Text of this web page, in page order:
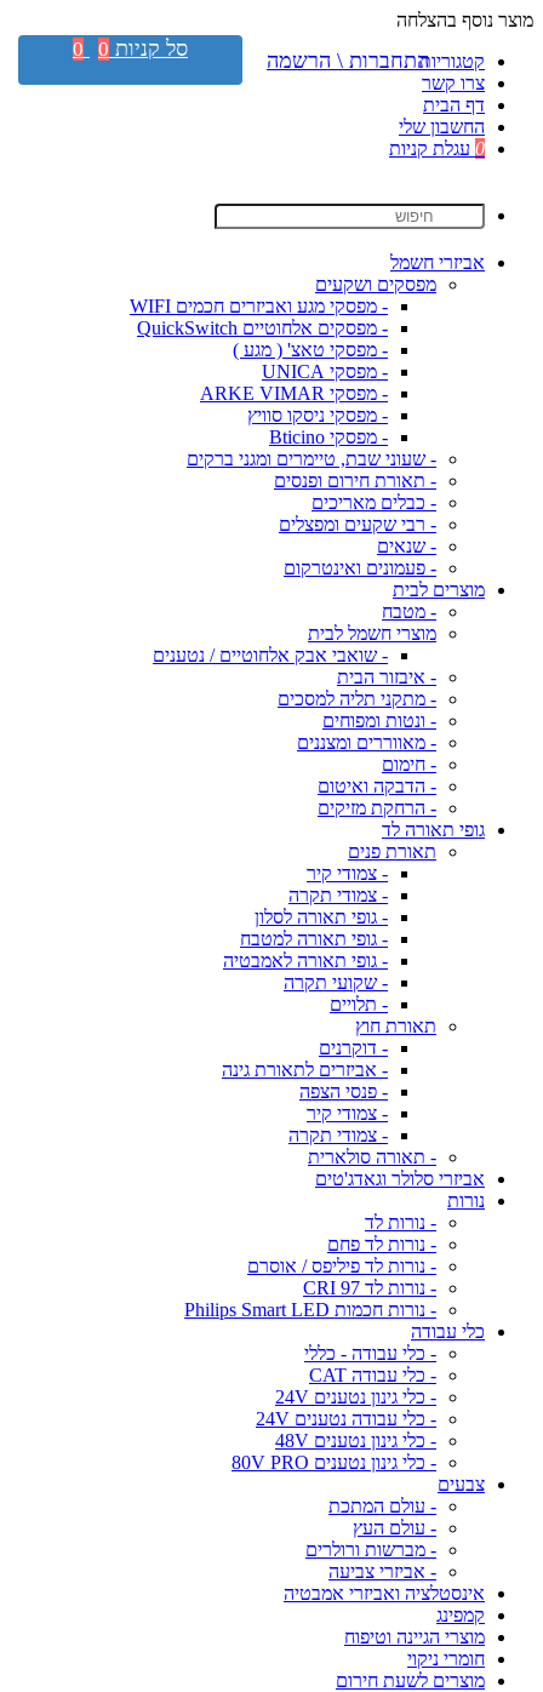
מוצר נוסף בהצלחה
קטגוריות
צרו קשר
דף הבית
החשבון שלי
0 עגלת קניות
אביזרי חשמל
מפסקים ושקעים
- מפסקי מגע ואביזרים חכמים WIFI
- מפסקים אלחוטיים QuickSwitch
- מפסקי טאצ' ( מגע )
- מפסקי UNICA
- מפסקי ARKE VIMAR
- מפסקי ניסקו סוויץ
- מפסקי Bticino
- שעוני שבת, טיימרים ומגני ברקים
- תאורת חירום ופנסים
- כבלים מאריכים
- רבי שקעים ומפצלים
- שנאים
- פעמונים ואינטרקום
מוצרים לבית
- מטבח
מוצרי חשמל לבית
- שואבי אבק אלחוטיים / נטענים
- איבזור הבית
- מתקני תליה למסכים
- ונטות ומפוחים
- מאווררים ומצננים
- חימום
- הדבקה ואיטום
- הרחקת מזיקים
גופי תאורה לד
תאורת פנים
- צמודי קיר
- צמודי תקרה
- גופי תאורה לסלון
- גופי תאורה למטבח
- גופי תאורה לאמבטיה
- שקועי תקרה
- תלויים
תאורת חוץ
- דוקרנים
- אביזרים לתאורת גינה
- פנסי הצפה
- צמודי קיר
- צמודי תקרה
- תאורה סולארית
אביזרי סלולר וגאדג'טים
נורות
- נורות לד
- נורות לד פחם
- נורות לד פיליפס / אוסרם
- נורות לד CRI 97
- נורות חכמות Philips Smart LED
כלי עבודה
- כלי עבודה - כללי
- כלי עבודה CAT
- כלי גינון נטענים 24V
- כלי עבודה נטענים 24V
- כלי גינון נטענים 48V
- כלי גינון נטענים 80V PRO
צבעים
- עולם המתכת
- עולם העץ
- מברשות ורולרים
- אביזרי צביעה
אינסטלציה ואביזרי אמבטיה
קמפינג
מוצרי הגיינה וטיפוח
חומרי ניקוי
מוצרים לשעת חירום
התחברות \ הרשמה סל קניות 0
0